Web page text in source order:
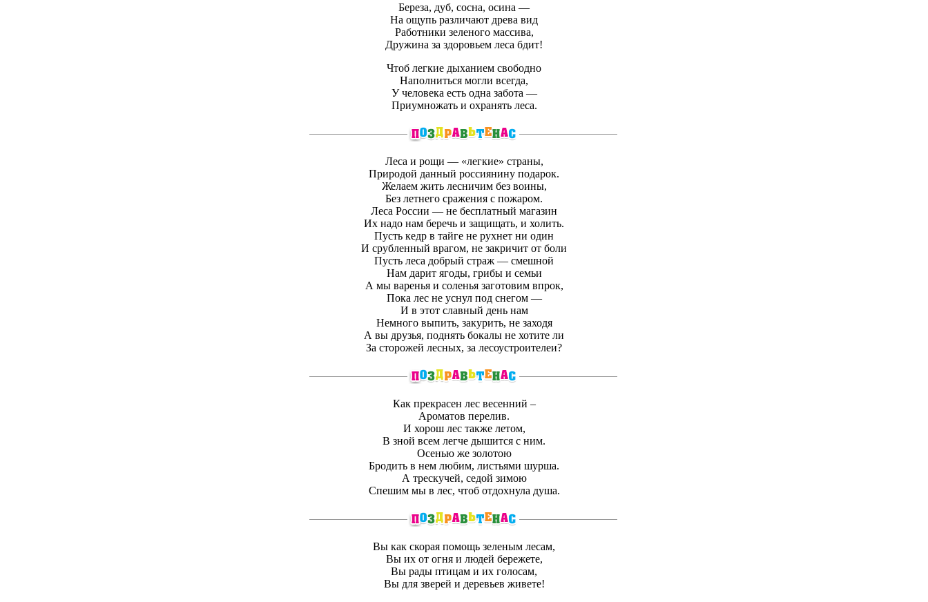
Береза, дуб, сосна, осина —
На ощупь различают древа вид
Работники зеленого массива,
Дружина за здоровьем леса бдит!
Чтоб легкие дыханием свободно
Наполниться могли всегда,
У человека есть одна забота —
Приумножать и охранять леса.
Леса и рощи — «легкие» страны,
Природой данный россиянину подарок.
Желаем жить лесничим без воины,
Без летнего сражения с пожаром.
Леса России — не бесплатный магазин
Их надо нам беречь и защищать, и холить.
Пусть кедр в тайге не рухнет ни один
И срубленный врагом, не закричит от боли
Пусть леса добрый страж — смешной
Нам дарит ягоды, грибы и семьи
А мы варенья и соленья заготовим впрок,
Пока лес не уснул под снегом —
И в этот славный день нам
Немного выпить, закурить, не заходя
А вы друзья, поднять бокалы не хотите ли
За сторожей лесных, за лесоустроителеи?
Как прекрасен лес весенний –
Ароматов перелив.
И хорош лес также летом,
В зной всем легче дышится с ним.
Осенью же золотою
Бродить в нем любим, листьями шурша.
А трескучей, седой зимою
Спешим мы в лес, чтоб отдохнула душа.
Вы как скорая помощь зеленым лесам,
Вы их от огня и людей бережете,
Вы рады птицам и их голосам,
Вы для зверей и деревьев живете!